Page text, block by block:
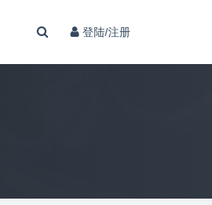
登陆/注册